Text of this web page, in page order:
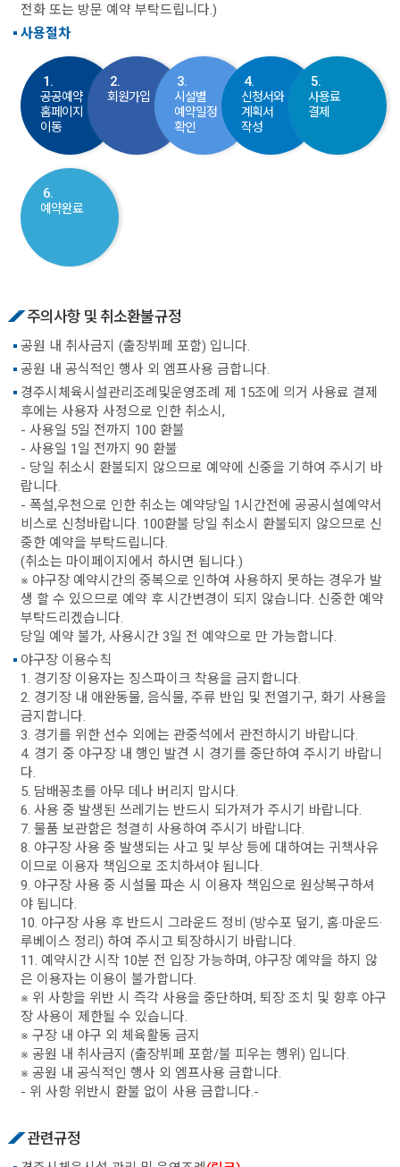
전화 또는 방문 예약 부탁드립니다.)
사용절차
1.
공공예약
홈페이지
이동
2.
회원가입
3.
시설별
예약일정
확인
4.
신청서와
계획서
작성
5.
사용료
결제
6.
예약완료
주의사항 및 취소환불규정
공원 내 취사금지 (출장뷔페 포함) 입니다.
공원 내 공식적인 행사 외 엠프사용 금합니다.
경주시체육시설관리조례및운영조례 제 15조에 의거 사용료 결제
후에는 사용자 사정으로 인한 취소시,
- 사용일 5일 전까지 100 환불
- 사용일 1일 전까지 90 환불
- 당일 취소시 환불되지 않으므로 예약에 신중을 기하여 주시기 바
랍니다.
- 폭설,우천으로 인한 취소는 예약당일 1시간전에 공공시설예약서
비스로 신청바랍니다. 100환불 당일 취소시 환불되지 않으므로 신
중한 예약을 부탁드립니다.
(취소는 마이페이지에서 하시면 됩니다.)
※ 야구장 예약시간의 중복으로 인하여 사용하지 못하는 경우가 발
생 할 수 있으므로 예약 후 시간변경이 되지 않습니다. 신중한 예약
부탁드리겠습니다.
당일 예약 불가, 사용시간 3일 전 예약으로 만 가능합니다.
야구장 이용수칙
1. 경기장 이용자는 징스파이크 착용을 금지합니다.
2. 경기장 내 애완동물, 음식물, 주류 반입 및 전열기구, 화기 사용을
금지합니다.
3. 경기를 위한 선수 외에는 관중석에서 관전하시기 바랍니다.
4. 경기 중 야구장 내 행인 발견 시 경기를 중단하여 주시기 바랍니
다.
5. 담배꽁초를 아무 데나 버리지 맙시다.
6. 사용 중 발생된 쓰레기는 반드시 되가져가 주시기 바랍니다.
7. 물품 보관함은 청결히 사용하여 주시기 바랍니다.
8. 야구장 사용 중 발생되는 사고 및 부상 등에 대하여는 귀책사유
이므로 이용자 책임으로 조치하셔야 됩니다.
9. 야구장 사용 중 시설물 파손 시 이용자 책임으로 원상복구하셔
야 됩니다.
10. 야구장 사용 후 반드시 그라운드 정비 (방수포 덮기, 홈·마운드·
루베이스 정리) 하여 주시고 퇴장하시기 바랍니다.
11. 예약시간 시작 10분 전 입장 가능하며, 야구장 예약을 하지 않
은 이용자는 이용이 불가합니다.
※ 위 사항을 위반 시 즉각 사용을 중단하며, 퇴장 조치 및 향후 야구
장 사용이 제한될 수 있습니다.
※ 구장 내 야구 외 체육활동 금지
※ 공원 내 취사금지 (출장뷔페 포함/불 피우는 행위) 입니다.
※ 공원 내 공식적인 행사 외 엠프사용 금합니다.
- 위 사항 위반시 환불 없이 사용 금합니다.-
관련규정